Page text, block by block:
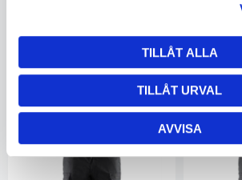
TILLÅT ALLA
TILLÅT URVAL
AVVISA
883